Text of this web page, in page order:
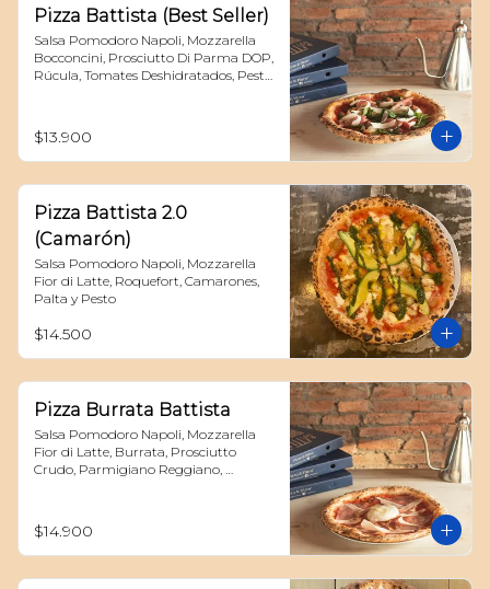
Pizza Battista (Best Seller)
Salsa Pomodoro Napoli, Mozzarella
Bocconcini, Prosciutto Di Parma DOP,
Rúcula, Tomates Deshidratados, Pesto
$13.900
Pizza Battista 2.0
(Camarón)
Salsa Pomodoro Napoli, Mozzarella
Fior di Latte, Roquefort, Camarones,
Palta y Pesto
$14.500
Pizza Burrata Battista
Salsa Pomodoro Napoli, Mozzarella
Fior di Latte, Burrata, Prosciutto
Crudo, Parmigiano Reggiano,
$14.900